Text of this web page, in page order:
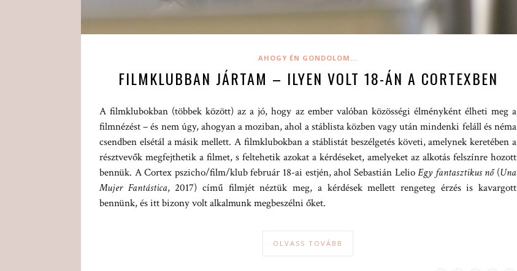
AHOGY ÉN GONDOLOM...
FILMKLUBBAN JÁRTAM – ILYEN VOLT 18-ÁN A CORTEXBEN
A filmklubokban (többek között) az a jó, hogy az ember valóban közösségi élményként élheti meg a
filmnézést – és nem úgy, ahogyan a moziban, ahol a stáblista közben vagy után mindenki feláll és néma
csendben elsétál a másik mellett. A filmklubokban a stáblistát beszélgetés követi, amelynek keretében a
résztvevők megfejthetik a filmet, s feltehetik azokat a kérdéseket, amelyeket az alkotás felszínre hozott
bennük. A Cortex pszicho/film/klub február 18-ai estjén, ahol Sebastián LelioEgy fantasztikus nő(Una
Mujer Fantástica, 2017) című filmjét néztük meg, a kérdések mellett rengeteg érzés is kavargott
bennünk, és itt bizony volt alkalmunk megbeszélni őket.
OLVASS TOVÁBB